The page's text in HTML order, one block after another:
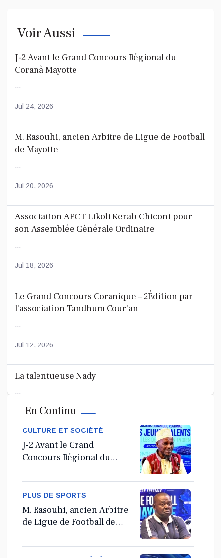
Voir Aussi
J-2 Avant le Grand Concours Régional du
Coranà Mayotte
...
Jul 24, 2026
M. Rasouhi, ancien Arbitre de Ligue de Football
de Mayotte
...
Jul 20, 2026
Association APCT Likoli Kerab Chiconi pour
son Assemblée Générale Ordinaire
...
Jul 18, 2026
Le Grand Concours Coranique – 2Édition par
l'association Tandhum Cour'an
...
Jul 12, 2026
La talentueuse Nady
...
Jul 11, 2026
En Continu
CULTURE ET SOCIÉTÉ
J-2 Avant le Grand
Concours Régional du
PLUS DE SPORTS
M. Rasouhi, ancien Arbitre
de Ligue de Football de